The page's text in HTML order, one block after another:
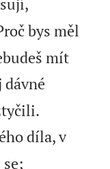
bys měl
mít
dávné
díla, v